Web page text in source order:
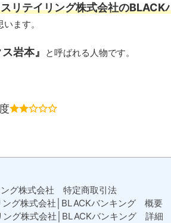
リテイリング株式会社のBLACK
ます。
岩本』 と呼ばれる人物です。
ング株式会社 特定商取引法
ング株式会社│BLACKバンキング 概要
ング株式会社│BLACKバンキング 詳細